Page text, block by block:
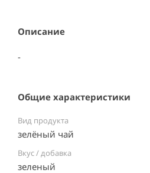
Описание
-
Общие характеристики
Вид продукта
зелёный чай
Вкус / добавка
зеленый